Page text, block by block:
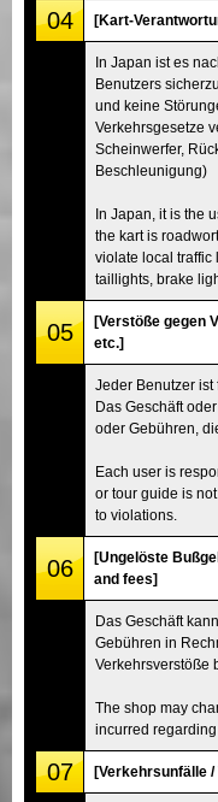
04 [Kart-
In Japan ist es
Benutzers
und keine
Verkehrsgesetze
Scheinwerfer,
Beschleunigung)
In Japan, it is the
the kart is
violate local traffic
taillights, brake
05
[Verstöße gegen
etc.]
Jeder Benutzer ist
Das Geschäft
oder Gebühren,
Each user is
or tour guide is
to violations.
06
[Ungelöste
and fees]
Das Geschäft
Gebühren in
Verkehrsverstöße
The shop may
incurred
07 [Verkehrsunfälle